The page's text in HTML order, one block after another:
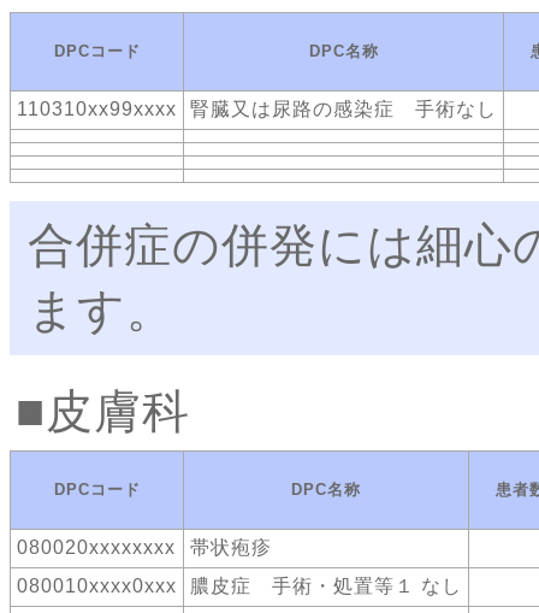
DPCコード DPC名称
110310xx99xxxx 腎臓又は尿路の感染症 手術なし
合併症の併発には細心
ます。
皮膚科
DPCコード DPC名称 患者
080020xxxxxxxx
帯状疱疹
080010xxxx0xxx
膿皮症 手術・処置等１ なし